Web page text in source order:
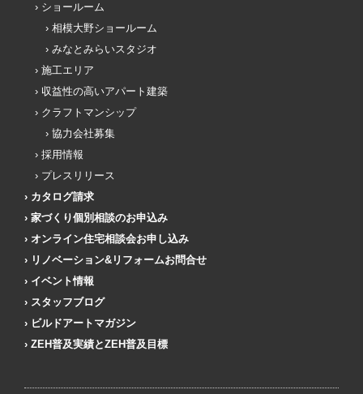
ショールーム
相模大野ショールーム
みなとみらいスタジオ
施工エリア
収益性の高いアパート建築
クラフトマンシップ
協力会社募集
採用情報
プレスリリース
カタログ請求
家づくり個別相談のお申込み
オンライン住宅相談会お申し込み
リノベーション&リフォームお問合せ
イベント情報
スタッフブログ
ビルドアートマガジン
ZEH普及実績とZEH普及目標